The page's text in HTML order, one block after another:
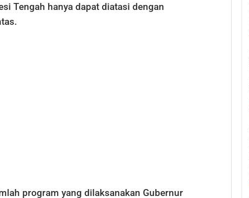
Tengah hanya dapat diatasi dengan
program yang dilaksanakan Gubernur